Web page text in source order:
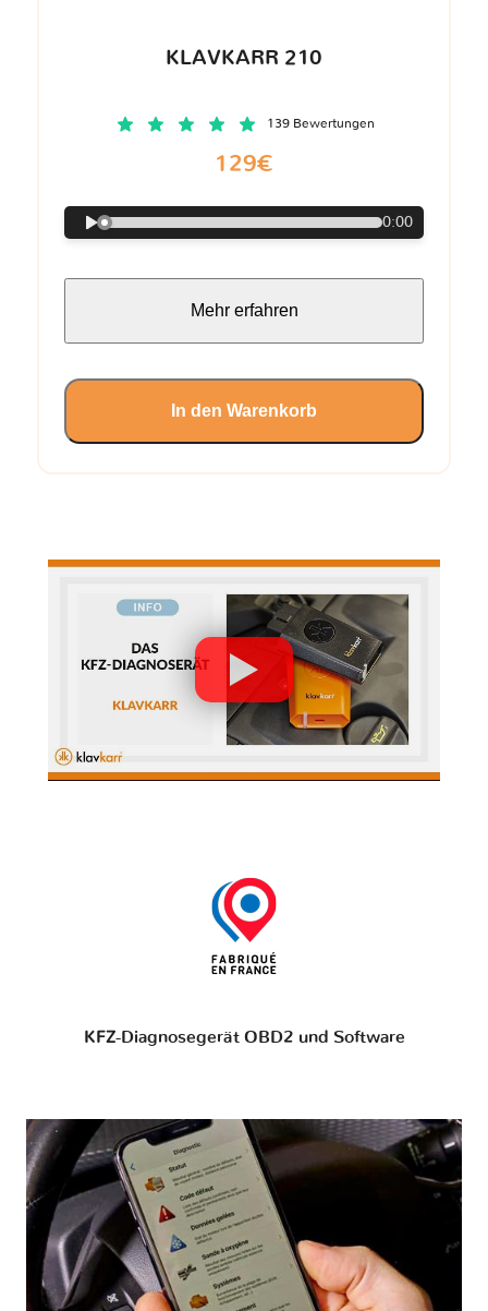
KLAVKARR 210
139 Bewertungen
129€
0:00
Mehr erfahren
In den Warenkorb
KFZ-Diagnosegerät OBD2 und Software